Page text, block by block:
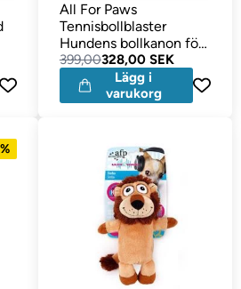
All For Paws
Tennisbollblaster
Hundens bollkanon för
tennisbollar
399,00328,00 SEK
Lägg i
varukorg